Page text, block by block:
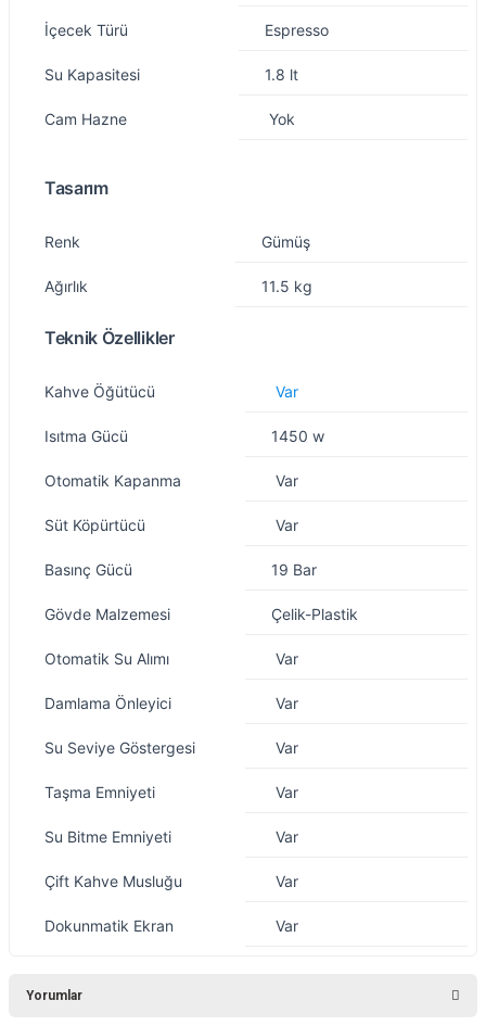
İçecek Türü Espresso
Su Kapasitesi 1.8 lt
Cam Hazne Yok
Tasarım
Özellik
Renk Gümüş
Ağırlık 11.5 kg
Teknik Özellikler
Özellik Değer
Kahve Öğütücü Var
Isıtma Gücü 1450 w
Otomatik Kapanma Var
Süt Köpürtücü Var
Basınç Gücü 19 Bar
Gövde Malzemesi Çelik-Plastik
Otomatik Su Alımı Var
Damlama Önleyici Var
Su Seviye Göstergesi Var
Taşma Emniyeti Var
Su Bitme Emniyeti Var
Çift Kahve Musluğu Var
Dokunmatik Ekran Var
Yorumlar